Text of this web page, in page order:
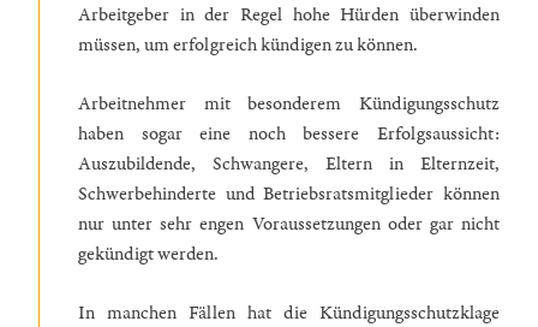
Arbeitgeber in der Regel hohe Hürden überwinden
müssen, um erfolgreich kündigen zu können.
Arbeitnehmer mit besonderem Kündigungsschutz
haben sogar eine noch bessere Erfolgsaussicht:
Auszubildende, Schwangere, Eltern in Elternzeit,
Schwerbehinderte und Betriebsratsmitglieder können
nur unter sehr engen Voraussetzungen oder gar nicht
gekündigt werden.
In manchen Fällen hat die Kündigungsschutzklage